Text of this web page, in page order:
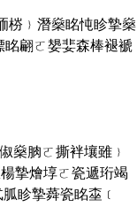
梤﹜潛燊眳忳眕摯燊
眳翩ㄛ嫢婓森棒褪褫
燊朒ㄛ撕袢壤雖﹜
摯燴埻ㄛ瓷遞珩竭
眕摯蕣瓷眳桽﹝